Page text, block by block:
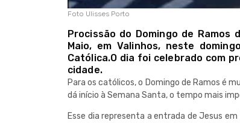
Foto Ulisses Porto
Procissão do Domingo de
Maio, em Valinhos, neste
Católica.O dia foi celebrado com
cidade.
Para os católicos, o Domingo de Ramos é
dá início à Semana Santa, o tempo mais
Esse dia representa a entrada de Jesus